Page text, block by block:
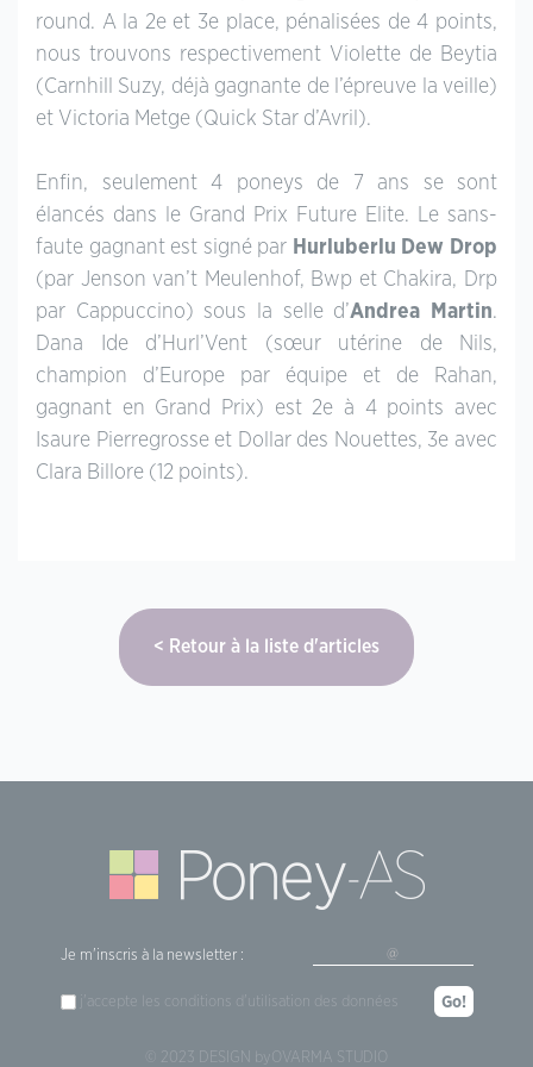
round. A la 2e et 3e place, pénalisées de 4 points,
nous trouvons respectivement Violette de Beytia
(Carnhill Suzy, déjà gagnante de l’épreuve la veille)
et Victoria Metge (Quick Star d’Avril).
Enfin, seulement 4 poneys de 7 ans se sont
élancés dans le Grand Prix Future Elite. Le sans-
faute gagnant est signé par Hurluberlu Dew Drop
(par Jenson van’t Meulenhof, Bwp et Chakira, Drp
par Cappuccino) sous la selle d’Andrea Martin.
Dana Ide d’Hurl’Vent (sœur utérine de Nils,
champion d’Europe par équipe et de Rahan,
gagnant en Grand Prix) est 2e à 4 points avec
Isaure Pierregrosse et Dollar des Nouettes, 3e avec
Clara Billore (12 points).
Retour à la liste d'articles
© 2023 DESIGN by OVARMA STUDIO
Je m'inscris à la newsletter :
j'accepte les conditions d'utilisation des données Go!